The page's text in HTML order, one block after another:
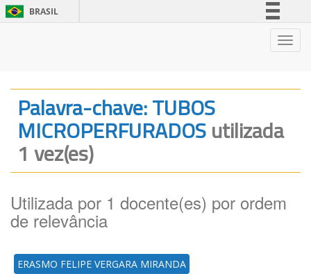
BRASIL
Legislação
Canais
Palavra-chave: TUBOS
MICROPERFURADOSutilizada
1 vez(es)
Utilizada por 1 docente(es) por ordem
de relevância
ERASMO FELIPE VERGARA MIRANDA